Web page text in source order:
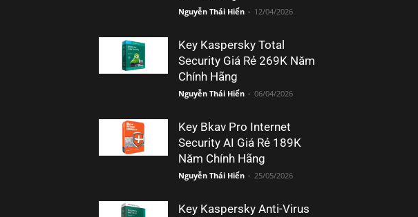
Nguyễn Thái Hiển - 12/04/2026
Key Kaspersky Total
Security Giá Rẻ 269K Năm
Chính Hãng
Nguyễn Thái Hiển - 06/04/2026
Key Bkav Pro Internet
Security AI Giá Rẻ 189K
Năm Chính Hãng
Nguyễn Thái Hiển - 25/05/2026
Key Kaspersky Anti-Virus